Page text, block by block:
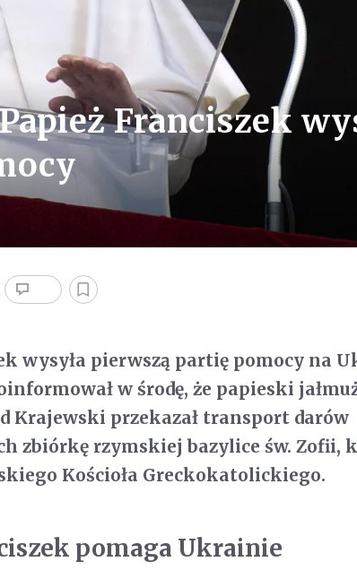
Franciszek
wysyła pierwszą partię pomocy na
w środę, że papieski
Krajewski przekazał transport darów
zbiórkę rzymskiej bazylice św. Zofii,
Kościoła Greckokatolickiego.
pomaga Ukrainie